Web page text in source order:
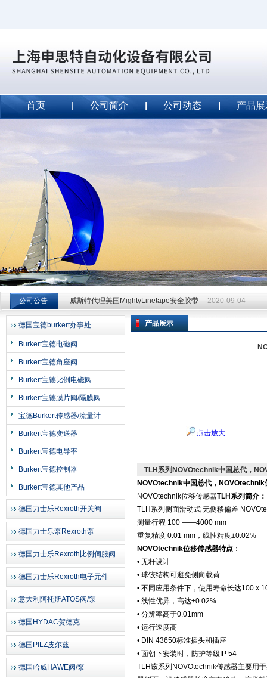
上海申思特自动化设备有限公司
首页 公司简介 公司动态 产品
公司公告
威斯特代理美国MightyLinetape安全胶带 2020-09-04
威斯特代理美国MightyLinetape安全胶带 2020-09-04
威斯特代理美国MightyLinetape安全胶带
德国宝德burkert办事处
Burkert宝德电磁阀
Burkert宝德角座阀
Burkert宝德比例电磁阀
Burkert宝德膜片阀/隔膜阀
宝德Burkert传感器/流量计
Burkert宝德变送器
Burkert宝德电导率
Burkert宝德控制器
Burkert宝德其他产品
德国力士乐Rexroth开关阀
德国力士乐泵Rexroth泵
德国力士乐Rexroth比例伺服阀
德国力士乐Rexroth电子元件
意大利阿托斯ATOS阀/泵
德国HYDAC贺德克
德国PILZ皮尔兹
德国哈威HAWE阀/泵
产品展示
点击放大
TLH系列NOVOtechnik中国总代，
NOVOtechnik中国总代，NOVOtechnik
NOVOtechnik位移传感器TLH系列简介 ：
TLH系列侧面滑动式 无侧移偏差
测量行程 100 ——4000 mm
重复精度 0.01 mm，线性精度±0.02%
NOVOtechnik位移传感器特点 ：
• 无杆设计
• 球铰结构可避免侧向载荷
• 不同应用条件下，使用寿命长达100 x
• 线性优异，高达±0.02%
• 分辨率高于0.01mm
• 运行速度高
• DIN 43650标准插头和插座
• 面朝下安装时，防护等级IP 54
TLH该系列NOVOtechnik传感器主要用